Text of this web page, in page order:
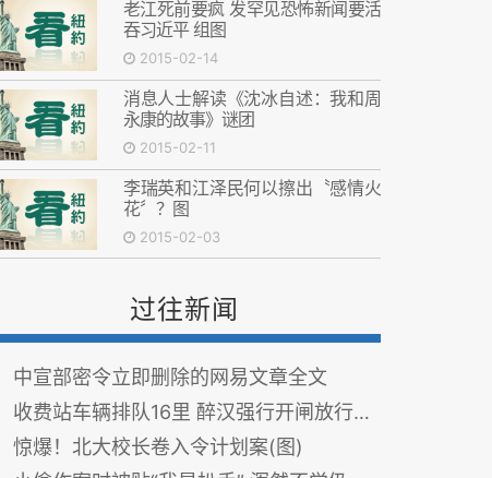
老江死前要疯 发罕见恐怖新闻要活
吞习近平 组图
2015-02-14
消息人士解读《沈冰自述：我和周
永康的故事》谜团
2015-02-11
李瑞英和江泽民何以擦出〝感情火
花〞？图
2015-02-03
过往新闻
中宣部密令立即删除的网易文章全文
收费站车辆排队16里 醉汉强行开闸放行赢欢呼(图)
惊爆！北大校长卷入令计划案(图)